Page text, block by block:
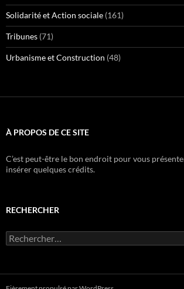
Solidarité et Action sociale (161)
Tribunes (71)
Urbanisme et Construction (48)
À PROPOS DE CE SITE
C’est peut-être le bon endroit pour vous
insérer quelques crédits.
RECHERCHER
Rechercher :